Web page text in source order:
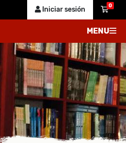
Iniciar sesión 0
MENU